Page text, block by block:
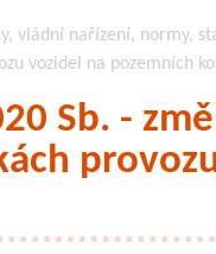
vládní nařízení, normy,
vozidel na pozemních
Sb. -